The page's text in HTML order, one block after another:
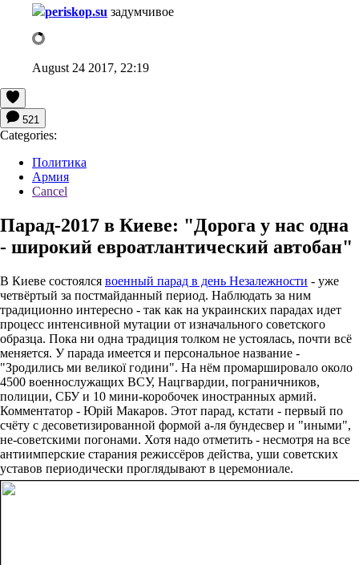
periskop.su задумчивое
August 24 2017, 22:19
521
Categories:
Политика
Армия
Cancel
Парад-2017 в Киеве: "Дорога у нас одна
- широкий евроатлантический автобан"
В Киеве состоялся военный парад в день Незалежности - уже
четвёртый за постмайданный период. Наблюдать за ним
традиционно интересно - так как на украинских парадах идет
процесс интенсивной мутации от изначального советского
образца. Пока ни одна традиция толком не устоялась, почти всё
меняется. У парада имеется и персональное название -
"Зродились ми великої години". На нём промаршировало около
4500 военнослужащих ВСУ, Нацгвардии, пограничников,
полиции, СБУ и 10 мини-коробочек иностранных армий.
Комментатор - Юрій Макаров. Этот парад, кстати - первый по
счёту с десоветизированной формой а-ля бундесвер и "иными",
не-советскими погонами. Хотя надо отметить - несмотря на все
антиимперские старания режиссёров действа, уши советских
уставов периодически проглядывают в церемониале.